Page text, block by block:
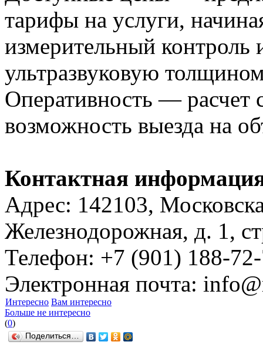
тарифы на услуги,
измерительный контроль
ультразвуковую
Оперативность — расчет
возможность выезда на
Контактная
Адрес: 142103,
Железнодорожная, д. 1,
Телефон: +7 (901) 188-
Электронная почта:
Интересно Вам интересно
Больше не интересно
(0)
Поделиться…